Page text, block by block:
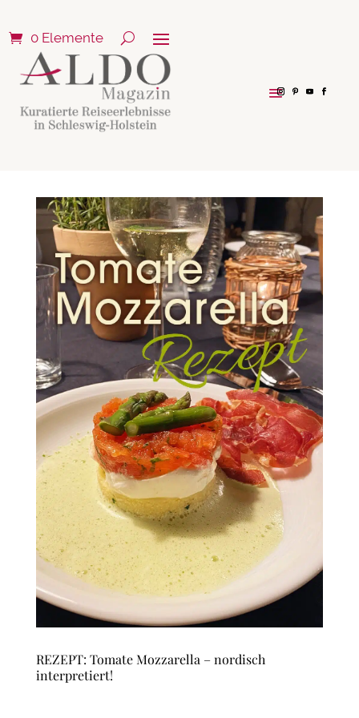
0 Elemente
REZEPT: Tomate Mozzarella – nordisch
interpretiert!